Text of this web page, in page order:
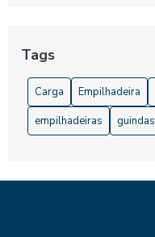
Acessórios para
Segurança do Seu
Acessórios para
Competitivas
Tags
Carga Empilhadeira
empilhadeiras